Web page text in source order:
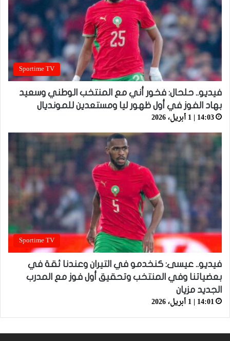
Sportime TV
فيديو.. حلحال: فخور أني مع المنتخب الوطني وسعيد
بهاد الفوز في أول ظهور ليا ومستعدين للمونديال
14:03 | 1 أبريل، 2026
Sportime TV
فيديو.. عيسى: كنخدمو في التيران وعندنا ثقة في
بعضياتنا وفي المنتخب وتحقيق أول فوز مع المدرب
الجديد مزيان
14:01 | 1 أبريل، 2026